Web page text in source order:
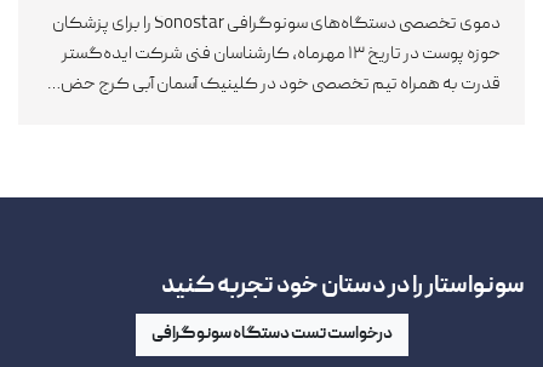
دموی تخصصی دستگاه‌های سونوگرافی Sonostar را برای پزشکان
حوزه پوست در تاریخ ۱۳ مهرماه، کارشناسان فنی شرکت ایده‌گستر
قدرت به همراه تیم تخصصی خود در کلینیک آسمان آبی کرج حض…
سونواستار را در دستان خود تجربه کنید
درخواست تست دستگاه سونوگرافی